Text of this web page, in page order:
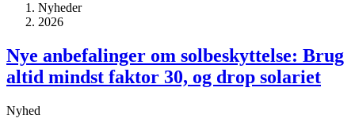
Nyheder
2026
Nye anbefalinger om solbeskyttelse: Brug
altid mindst faktor 30, og drop solariet
Nyhed